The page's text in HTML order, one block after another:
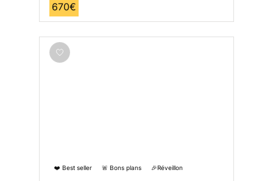
670€
❤️ Best seller 🚨 Bons plans 🎉Réveillon